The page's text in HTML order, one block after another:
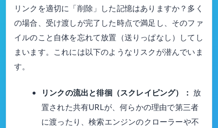
リンクを適切に「削除」した記憶はありますか？多く
の場合、受け渡しが完了した時点で満足し、そのファ
イルのこと自体を忘れて放置（送りっぱなし）してし
まいます。これには以下のようなリスクが潜んでいま
す。
リンクの流出と徘徊（スクレイピング）： 放
置された共有URLが、何らかの理由で第三者
に渡ったり、検索エンジンのクローラーや不